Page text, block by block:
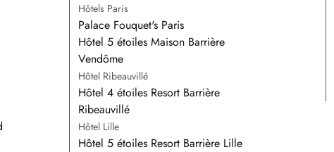
Hôtels Paris
Palace Fouquet's Paris
Hôtel 5 étoiles Maison Barrière
Vendôme
Hôtel Ribeauvillé
Hôtel 4 étoiles Resort Barrière
Ribeauvillé
Hôtel Lille
Hôtel 5 étoiles Resort Barrière Lille